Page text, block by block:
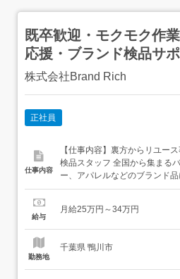
既卒歓迎・モクモク作
応援・ブランド検品サ
株式会社Brand Rich
正社員
仕事内容
【仕事内容】裏方からリユー
検品スタッフ 全国から集まる
ー、アパレルなどのブランド
認する、検品のお仕事です。
タートできます! <具体的な業
給与
月給25万円～34万円
勤務地
千葉県 鴨川市